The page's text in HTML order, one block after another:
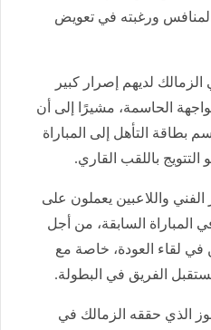
ورغبته في تعويض
لديهم إصرار كبير
الحاسمة، مشيرًا إلى أن
بطاقة التأهل إلى المباراة
التتويج باللقب القاري.
واللاعبين يعملون على
السابقة، من أجل
لقاء العودة، خاصة مع
مستقبل الفريق في البطولة.
الذي حققه الزمالك في